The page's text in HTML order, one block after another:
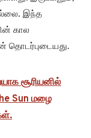
இந்த
கால
தொடர்புடையது.
சூரியனில்
Sun மழை